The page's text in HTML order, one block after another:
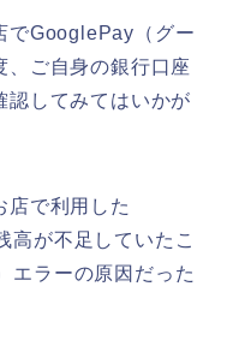
でGooglePay（グー
、ご自身の銀行口座
認してみてはいかが
店で利用した
高が不足していたこ
エラーの原因だった